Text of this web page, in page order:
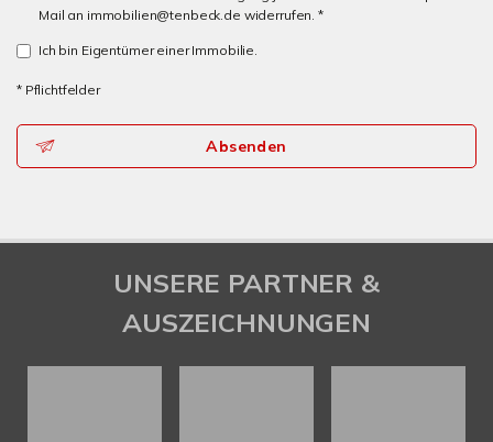
Mail an immobilien@tenbeck.de widerrufen. *
Ich bin Eigentümer einer Immobilie.
* Pflichtfelder
Absenden
UNSERE PARTNER &
AUSZEICHNUNGEN